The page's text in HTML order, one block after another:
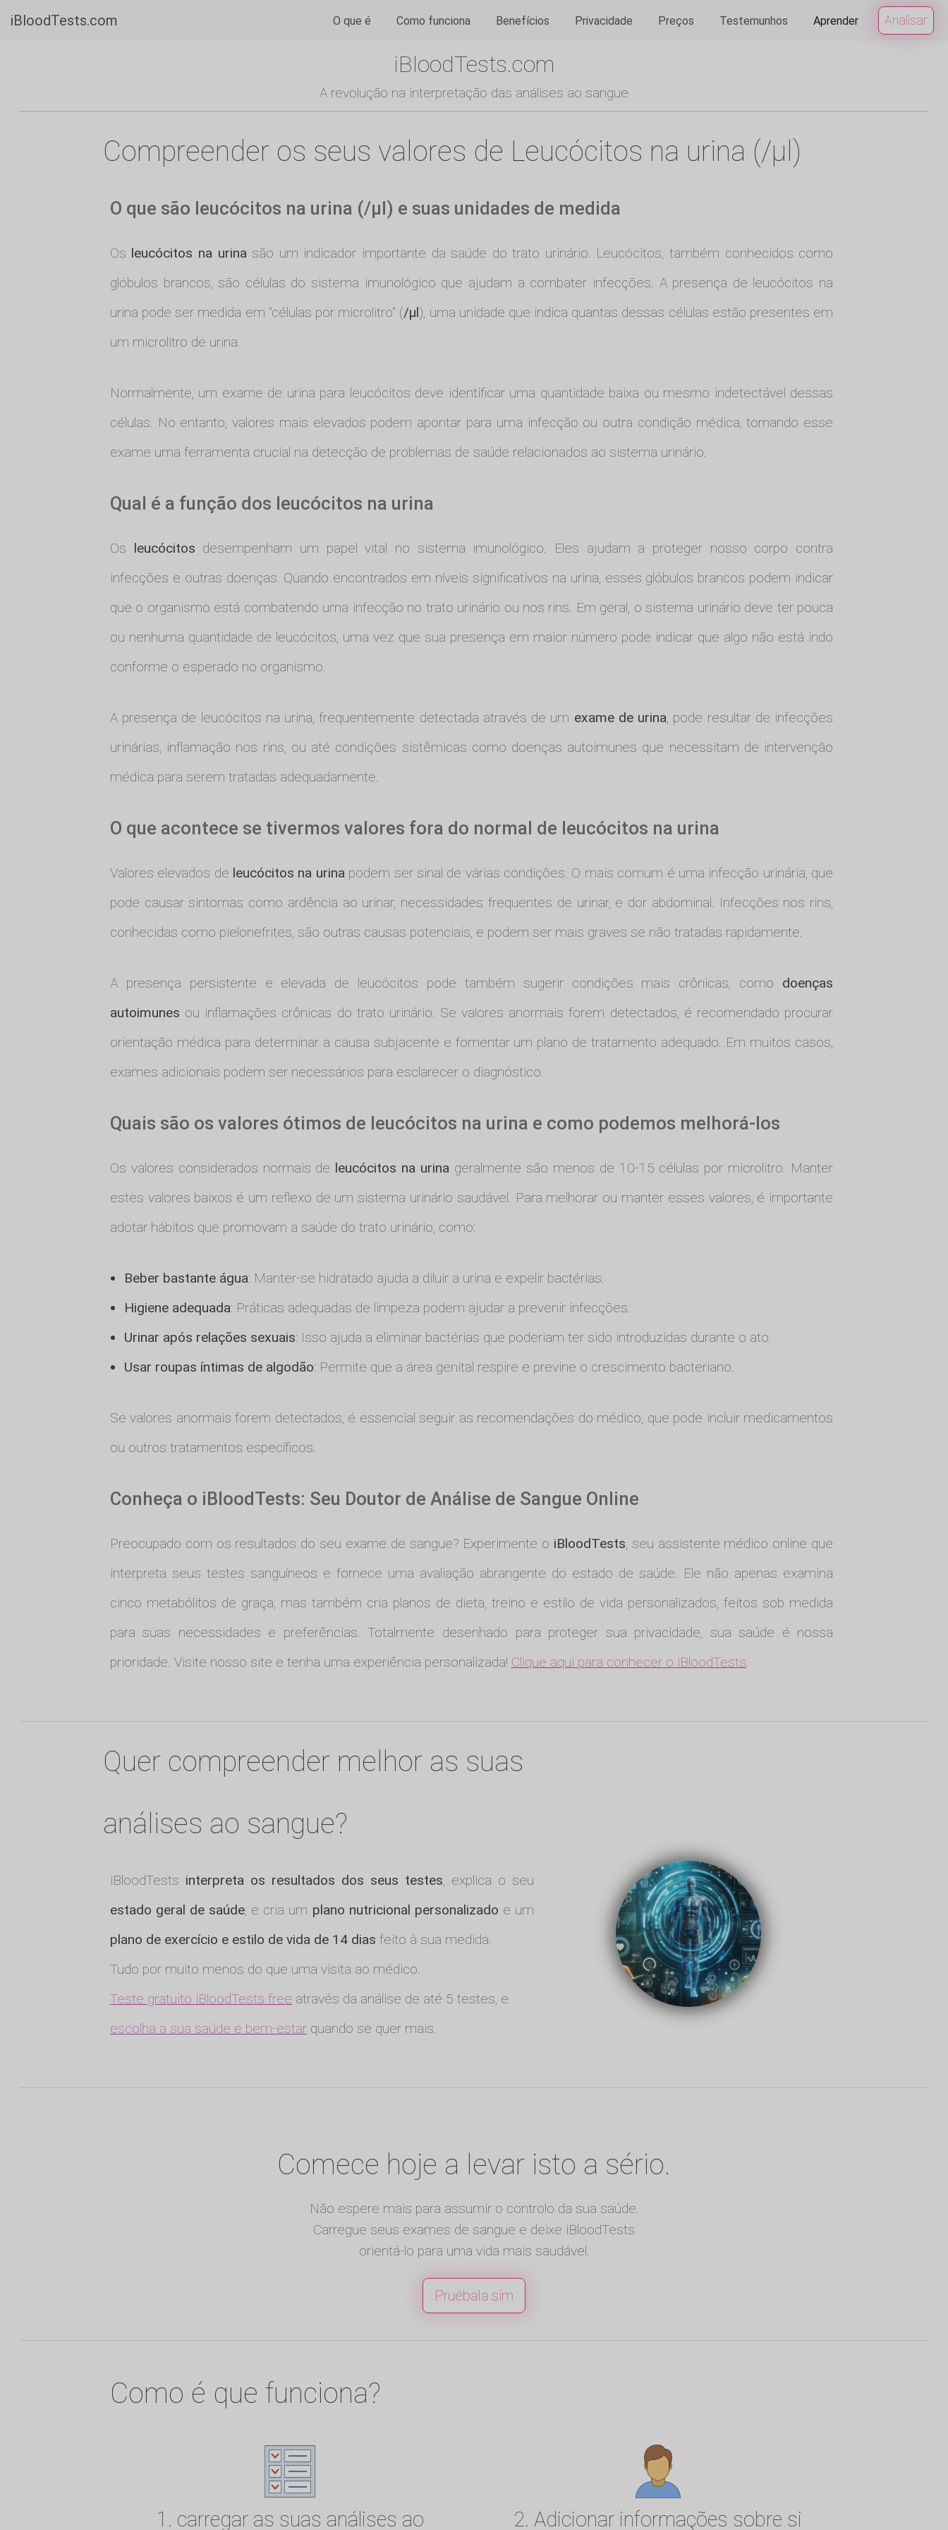
iBloodTests.com O que é Como funciona Benefícios Privacidade Preços Testemunhos Aprender Analisar
iBloodTests.com
A revolução na interpretação das análises ao sangue
Compreender os seus valores de Leucócitos na urina (/µl)
O que são leucócitos na urina (/µl) e suas unidades de medida
Os leucócitos na urinasão um indicador importante da saúde do trato urinário. Leucócitos, também conhecidos como
glóbulos brancos, são células do sistema imunológico que ajudam a combater infecções. A presença de leucócitos na
urina pode ser medida em "células por microlitro" (/µl), uma unidade que indica quantas dessas células estão presentes em
um microlitro de urina.
Normalmente, um exame de urina para leucócitos deve identificar uma quantidade baixa ou mesmo indetectável dessas
células. No entanto, valores mais elevados podem apontar para uma infecção ou outra condição médica, tornando esse
exame uma ferramenta crucial na detecção de problemas de saúde relacionados ao sistema urinário.
Qual é a função dos leucócitos na urina
Os leucócitos desempenham um papel vital no sistema imunológico. Eles ajudam a proteger nosso corpo contra
infecções e outras doenças. Quando encontrados em níveis significativos na urina, esses glóbulos brancos podem indicar
que o organismo está combatendo uma infecção no trato urinário ou nos rins. Em geral, o sistema urinário deve ter pouca
ou nenhuma quantidade de leucócitos, uma vez que sua presença em maior número pode indicar que algo não está indo
conforme o esperado no organismo.
A presença de leucócitos na urina, frequentemente detectada através de um exame de urina, pode resultar de infecções
urinárias, inflamação nos rins, ou até condições sistêmicas como doenças autoimunes que necessitam de intervenção
médica para serem tratadas adequadamente.
O que acontece se tivermos valores fora do normal de leucócitos na urina
Valores elevados de leucócitos na urinapodem ser sinal de várias condições. O mais comum é uma infecção urinária, que
pode causar sintomas como ardência ao urinar, necessidades frequentes de urinar, e dor abdominal. Infecções nos rins,
conhecidas como pielonefrites, são outras causas potenciais, e podem ser mais graves se não tratadas rapidamente.
A presença persistente e elevada de leucócitos pode também sugerir condições mais crônicas, como doenças
autoimunes ou inflamações crônicas do trato urinário. Se valores anormais forem detectados, é recomendado procurar
orientação médica para determinar a causa subjacente e fomentar um plano de tratamento adequado. Em muitos casos,
exames adicionais podem ser necessários para esclarecer o diagnóstico.
Quais são os valores ótimos de leucócitos na urina e como podemos melhorá-los
Os valores considerados normais de leucócitos na urina geralmente são menos de 10-15 células por microlitro. Manter
estes valores baixos é um reflexo de um sistema urinário saudável. Para melhorar ou manter esses valores, é importante
adotar hábitos que promovam a saúde do trato urinário, como:
Beber bastante água: Manter-se hidratado ajuda a diluir a urina e expelir bactérias.
Higiene adequada: Práticas adequadas de limpeza podem ajudar a prevenir infecções.
Urinar após relações sexuais: Isso ajuda a eliminar bactérias que poderiam ter sido introduzidas durante o ato.
Usar roupas íntimas de algodão: Permite que a área genital respire e previne o crescimento bacteriano.
Se valores anormais forem detectados, é essencial seguir as recomendações do médico, que pode incluir medicamentos
ou outros tratamentos específicos.
Conheça o iBloodTests: Seu Doutor de Análise de Sangue Online
Preocupado com os resultados do seu exame de sangue? Experimente o iBloodTests, seu assistente médico online que
interpreta seus testes sanguíneos e fornece uma avaliação abrangente do estado de saúde. Ele não apenas examina
cinco metabólitos de graça, mas também cria planos de dieta, treino e estilo de vida personalizados, feitos sob medida
para suas necessidades e preferências. Totalmente desenhado para proteger sua privacidade, sua saúde é nossa
prioridade. Visite nosso site e tenha uma experiência personalizada! Clique aqui para conhecer o iBloodTests.
Quer compreender melhor as suas
análises ao sangue?
iBloodTests interpreta os resultados dos seus testes, explica o seu
estado geral de saúde, e cria um plano nutricional personalizado e um
plano de exercício e estilo de vida de 14 dias feito à sua medida.
Tudo por muito menos do que uma visita ao médico.
Teste gratuito iBloodTests free através da análise de até 5 testes, e
escolha a sua saúde e bem-estarquando se quer mais.
Comece hoje a levar isto a sério.
Não espere mais para assumir o controlo da sua saúde.
Carregue seus exames de sangue e deixe iBloodTests
orientá-lo para uma vida mais saudável.
Pruébala sim
Como é que funciona?
1. carregar as suas análises ao 2. Adicionar informações sobre si